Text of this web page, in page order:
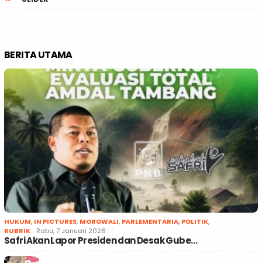
BERITA UTAMA
HUKUM, IN PICTURES, MOROWALI, PARLEMENTARIA, POLITIK,
RUBRIK
Rabu, 7 Januari 2026
Safri Akan Lapor Presiden dan Desak Gube…